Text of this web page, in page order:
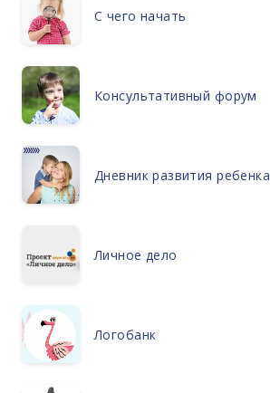
С чего начать
Консультативный форум
Дневник развития ребенка
Личное дело
Логобанк